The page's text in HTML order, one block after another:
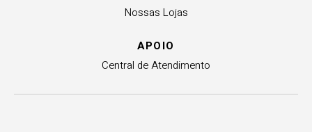
Nossas Lojas
APOIO
Central de Atendimento